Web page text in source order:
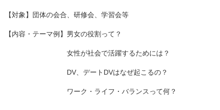
【対象】団体の会合、研修会、学習会等
【内容・テーマ例】男女の役割って？
女性が社会で活躍するためには？
DV、デートDVはなぜ起こるの？
ワーク・ライフ・バランスって何？